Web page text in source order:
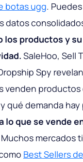
botas ugg.
datos
los productos y su
SaleHoo, Sell
Spy
venden productos
qué demanda hay
lo que se vende
Muchos mercados
Best Sellers